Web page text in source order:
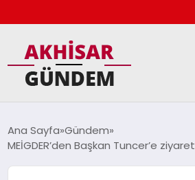
Ana Sayfa Gündem
MEİGDER’den Başkan Tuncer’e ziyaret